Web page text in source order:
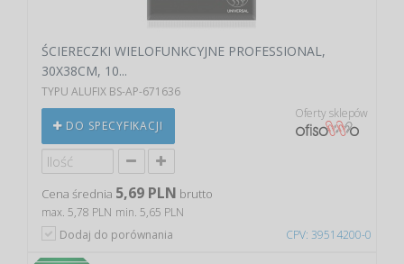
CPV: 39514200-0
ŚCIERECZKI WIELOFUNKCYJNE PROFESSIONAL,
30X38CM, 10...
TYPU ALUFIX BS-AP-671636
DO SPECYFIKACJI
Oferty sklepów
Cena średnia 5,69 PLN brutto
max. 5,78 PLN min. 5,65 PLN
Dodaj do porównania